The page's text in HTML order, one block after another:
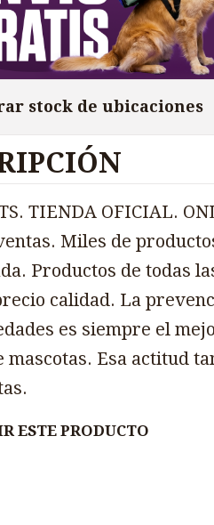
stock de ubicaciones
TIENDA OFICIAL.
Miles de
Productos de todas
calidad. La
es siempre el
mascotas. Esa actitud
ESTE PRODUCTO